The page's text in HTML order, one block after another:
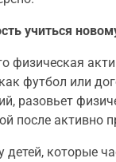
учиться
физическая
футбол или
разовьет
после активно
которые